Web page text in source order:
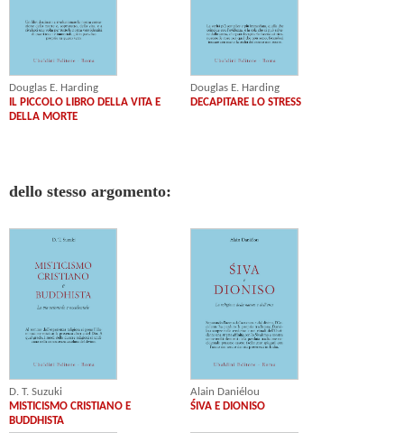
Douglas E. Harding
IL PICCOLO LIBRO DELLA VITA E
DELLA MORTE
Douglas E. Harding
DECAPITARE LO STRESS
dello stesso argomento:
D. T. Suzuki
MISTICISMO CRISTIANO E
BUDDHISTA
Alain Daniélou
ŚIVA E DIONISO